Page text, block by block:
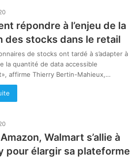
répondre à l’enjeu de la
des stocks dans le retail
de stocks ont tardé à s’adapter à
la quantité de data accessible
affirme Thierry Bertin-Mahieux,…
Walmart s’allie à
pour élargir sa plateforme